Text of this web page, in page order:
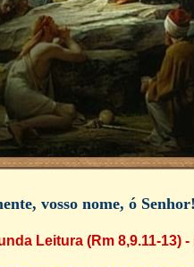
vosso nome, ó Senhor!
Leitura (Rm 8,9.11-13) -